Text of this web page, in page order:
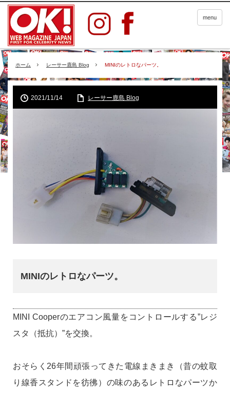
menu
ホーム レーサー鹿島 Blog MINIのレトロなパーツ。
2021/11/14 レーサー鹿島 Blog
MINIのレトロなパーツ。
MINI Cooperのエアコン風量をコントロールする”レジ
スタ（抵抗）”を交換。
おそらく26年間頑張ってきた電線まきまき（昔の蚊取
り線香スタンドを彷彿）の味のあるレトロなパーツか